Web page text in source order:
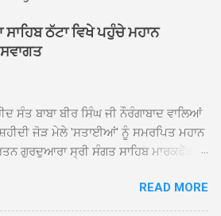
ਠੱਟਾ ਵਿਖੇ ਪਹੁੰਚੇ ਮਹਾਨ
ਸੰਤ ਬਾਬਾ ਬੀਰ ਸਿੰਘ ਜੀ ਨੌਰੰਗਾਬਾਦ ਵਾਲਿਆਂ
ਜੋੜ ਮੇਲੇ 'ਸਤਾਈਆਂ' ਨੂੰ ਸਮਰਪਿਤ ਮਹਾਨ
ਗੁਰਦੁਆਰਾ ਸ੍ਰੀ ਸੰਗਤ ਸਾਹਿਬ ਮਾਰਕਫੈੱਡ
ਹੇਠ, ਪੰਜ ਪਿਆਰਿਆਂ ਦੀ ਅਗਵਾਈ ਵਿੱਚ
ਤੋਂ ਪ੍ਰਾਰੰਭ ਹੋ ਕੇ ਪਿੰਡ ਭਗਤਪੁਰ,
READ MORE